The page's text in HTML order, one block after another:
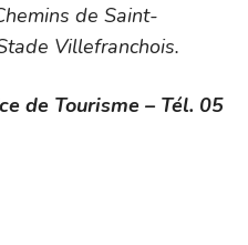
de Saint-
Villefranchois.
de Tourisme – Tél. 05